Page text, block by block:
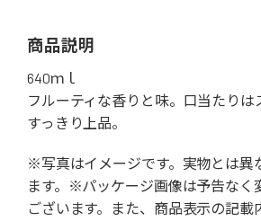
商品説明
640ｍｌ
フルーティな香りと味。口当たりは
すっきり上品。
※写真はイメージです。実物とは異
ます。※パッケージ画像は予告なく
ございます。また、商品表示の記載